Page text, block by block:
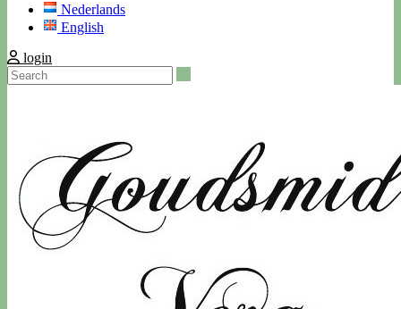
Nederlands
English
login